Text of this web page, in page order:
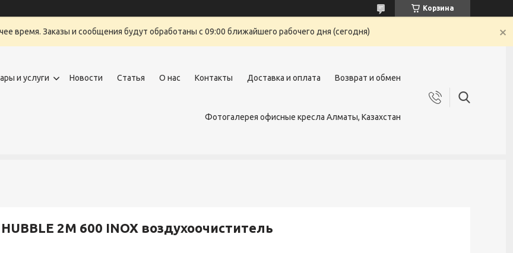
Корзина
время. Заказы и сообщения будут обработаны с 09:00 ближайшего рабочего дня (сегодня)
и услуги Новости Статья О нас Контакты Доставка и оплата Возврат и обмен
Фотогалерея офисные кресла Алматы, Казахстан
HUBBLE 2M 600 INOX воздухоочиститель